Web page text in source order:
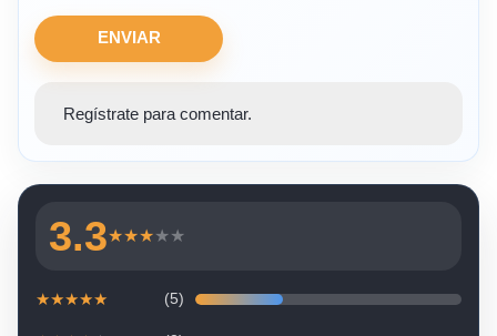
ENVIAR
Regístrate para comentar.
3.3★★★★★
★★★★★ (5)